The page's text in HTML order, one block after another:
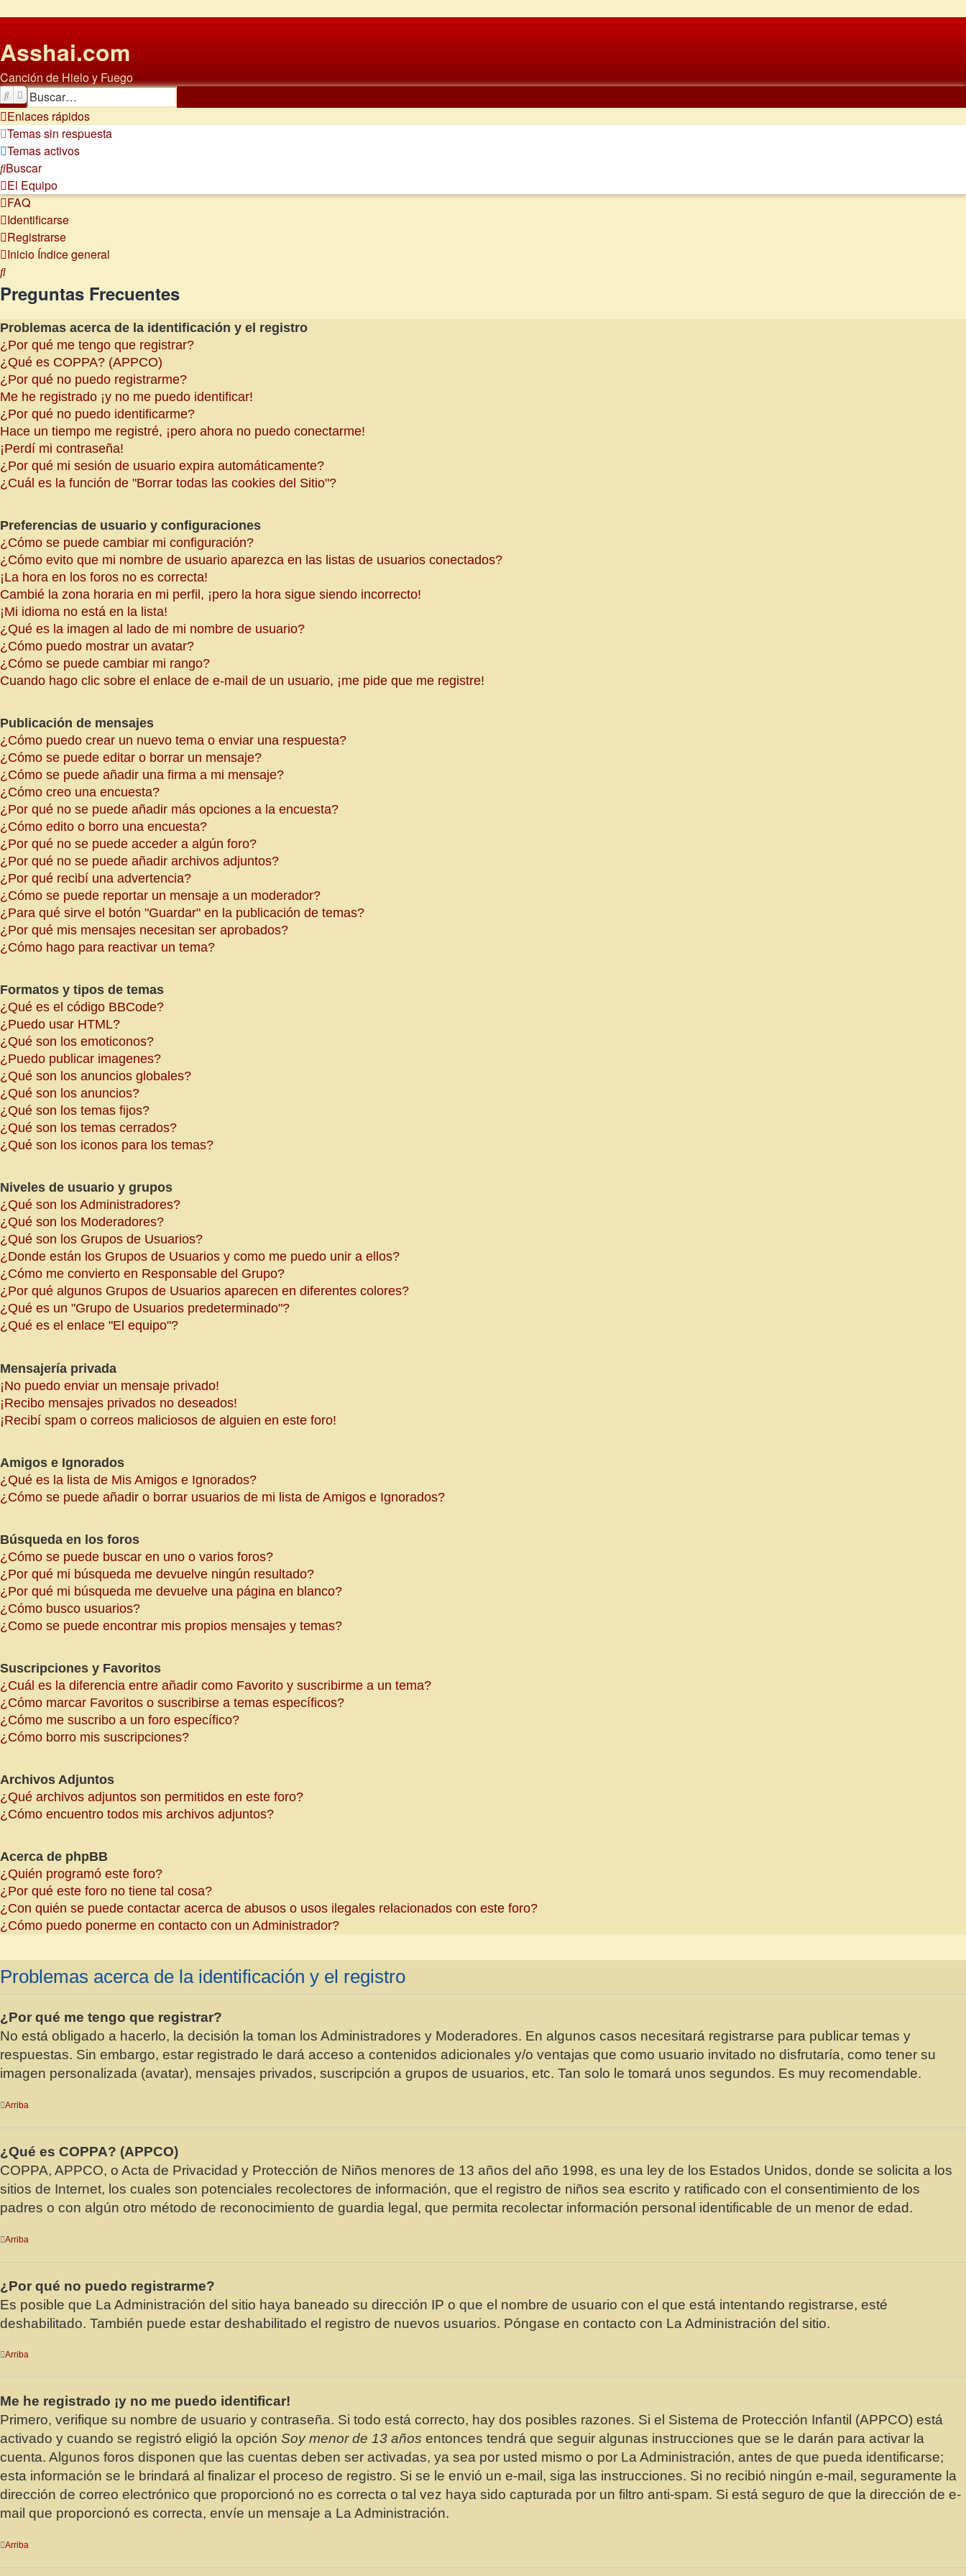
Asshai.com
Canción de Hielo y Fuego
BuscarBúsqueda avanzada
Enlaces rápidos
Temas sin respuesta
Temas activos
Buscar
El Equipo
FAQ
Identificarse
Registrarse
Inicio Índice general
Buscar
Preguntas Frecuentes
Problemas acerca de la identificación y el registro
¿Por qué me tengo que registrar?
¿Qué es COPPA? (APPCO)
¿Por qué no puedo registrarme?
Me he registrado ¡y no me puedo identificar!
¿Por qué no puedo identificarme?
Hace un tiempo me registré, ¡pero ahora no puedo conectarme!
¡Perdí mi contraseña!
¿Por qué mi sesión de usuario expira automáticamente?
¿Cuál es la función de "Borrar todas las cookies del Sitio"?
Preferencias de usuario y configuraciones
¿Cómo se puede cambiar mi configuración?
¿Cómo evito que mi nombre de usuario aparezca en las listas de usuarios conectados?
¡La hora en los foros no es correcta!
Cambié la zona horaria en mi perfil, ¡pero la hora sigue siendo incorrecto!
¡Mi idioma no está en la lista!
¿Qué es la imagen al lado de mi nombre de usuario?
¿Cómo puedo mostrar un avatar?
¿Cómo se puede cambiar mi rango?
Cuando hago clic sobre el enlace de e-mail de un usuario, ¡me pide que me registre!
Publicación de mensajes
¿Cómo puedo crear un nuevo tema o enviar una respuesta?
¿Cómo se puede editar o borrar un mensaje?
¿Cómo se puede añadir una firma a mi mensaje?
¿Cómo creo una encuesta?
¿Por qué no se puede añadir más opciones a la encuesta?
¿Cómo edito o borro una encuesta?
¿Por qué no se puede acceder a algún foro?
¿Por qué no se puede añadir archivos adjuntos?
¿Por qué recibí una advertencia?
¿Cómo se puede reportar un mensaje a un moderador?
¿Para qué sirve el botón "Guardar" en la publicación de temas?
¿Por qué mis mensajes necesitan ser aprobados?
¿Cómo hago para reactivar un tema?
Formatos y tipos de temas
¿Qué es el código BBCode?
¿Puedo usar HTML?
¿Qué son los emoticonos?
¿Puedo publicar imagenes?
¿Qué son los anuncios globales?
¿Qué son los anuncios?
¿Qué son los temas fijos?
¿Qué son los temas cerrados?
¿Qué son los iconos para los temas?
Niveles de usuario y grupos
¿Qué son los Administradores?
¿Qué son los Moderadores?
¿Qué son los Grupos de Usuarios?
¿Donde están los Grupos de Usuarios y como me puedo unir a ellos?
¿Cómo me convierto en Responsable del Grupo?
¿Por qué algunos Grupos de Usuarios aparecen en diferentes colores?
¿Qué es un "Grupo de Usuarios predeterminado"?
¿Qué es el enlace "El equipo"?
Mensajería privada
¡No puedo enviar un mensaje privado!
¡Recibo mensajes privados no deseados!
¡Recibí spam o correos maliciosos de alguien en este foro!
Amigos e Ignorados
¿Qué es la lista de Mis Amigos e Ignorados?
¿Cómo se puede añadir o borrar usuarios de mi lista de Amigos e Ignorados?
Búsqueda en los foros
¿Cómo se puede buscar en uno o varios foros?
¿Por qué mi búsqueda me devuelve ningún resultado?
¿Por qué mi búsqueda me devuelve una página en blanco?
¿Cómo busco usuarios?
¿Como se puede encontrar mis propios mensajes y temas?
Suscripciones y Favoritos
¿Cuál es la diferencia entre añadir como Favorito y suscribirme a un tema?
¿Cómo marcar Favoritos o suscribirse a temas específicos?
¿Cómo me suscribo a un foro específico?
¿Cómo borro mis suscripciones?
Archivos Adjuntos
¿Qué archivos adjuntos son permitidos en este foro?
¿Cómo encuentro todos mis archivos adjuntos?
Acerca de phpBB
¿Quién programó este foro?
¿Por qué este foro no tiene tal cosa?
¿Con quién se puede contactar acerca de abusos o usos ilegales relacionados con este foro?
¿Cómo puedo ponerme en contacto con un Administrador?
Problemas acerca de la identificación y el registro
¿Por qué me tengo que registrar?
No está obligado a hacerlo, la decisión la toman los Administradores y Moderadores. En algunos casos necesitará registrarse para publicar temas y
respuestas. Sin embargo, estar registrado le dará acceso a contenidos adicionales y/o ventajas que como usuario invitado no disfrutaría, como tener su
imagen personalizada (avatar), mensajes privados, suscripción a grupos de usuarios, etc. Tan solo le tomará unos segundos. Es muy recomendable.
Arriba
¿Qué es COPPA? (APPCO)
COPPA, APPCO, o Acta de Privacidad y Protección de Niños menores de 13 años del año 1998, es una ley de los Estados Unidos, donde se solicita a los
sitios de Internet, los cuales son potenciales recolectores de información, que el registro de niños sea escrito y ratificado con el consentimiento de los
padres o con algún otro método de reconocimiento de guardia legal, que permita recolectar información personal identificable de un menor de edad.
Arriba
¿Por qué no puedo registrarme?
Es posible que La Administración del sitio haya baneado su dirección IP o que el nombre de usuario con el que está intentando registrarse, esté
deshabilitado. También puede estar deshabilitado el registro de nuevos usuarios. Póngase en contacto con La Administración del sitio.
Arriba
Me he registrado ¡y no me puedo identificar!
Primero, verifique su nombre de usuario y contraseña. Si todo está correcto, hay dos posibles razones. Si el Sistema de Protección Infantil (APPCO) está
activado y cuando se registró eligió la opción Soy menor de 13 años entonces tendrá que seguir algunas instrucciones que se le darán para activar la
cuenta. Algunos foros disponen que las cuentas deben ser activadas, ya sea por usted mismo o por La Administración, antes de que pueda identificarse;
esta información se le brindará al finalizar el proceso de registro. Si se le envió un e-mail, siga las instrucciones. Si no recibió ningún e-mail, seguramente la
dirección de correo electrónico que proporcionó no es correcta o tal vez haya sido capturada por un filtro anti-spam. Si está seguro de que la dirección de e-
mail que proporcionó es correcta, envíe un mensaje a La Administración.
Arriba